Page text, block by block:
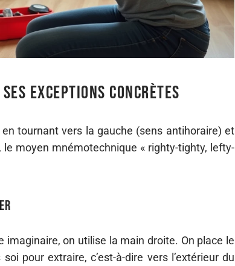
exceptions concrètes
tournant vers la gauche (sens antihoraire) et
moyen mnémotechnique « righty-tighty, lefty-
on utilise la main droite. On place le
pour extraire, c’est-à-dire vers l’extérieur du